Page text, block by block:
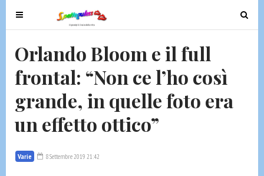
T
o
g
l
e
n
a
g
T
o
Orlando Bloom e il full
frontal: “Non ce l’ho così
grande, in quelle foto era
un effetto ottico”
Varie 8 Settembre 2019 21:42